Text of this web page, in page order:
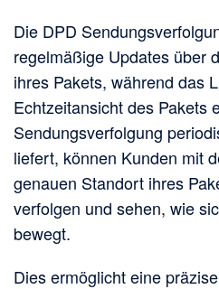
Die DPD
regelmäßige Updates über
ihres Pakets, während das
Echtzeitansicht des Pakets
Sendungsverfolgung
liefert, können Kunden mit
genauen Standort ihres
verfolgen und sehen, wie
bewegt.
Dies ermöglicht eine